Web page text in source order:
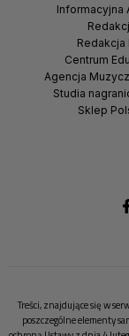
Informacyjna
Redakcja
Centrum
Agencja
Studia
Sklep
Treści, znajdujące się w
poszczególne elementy